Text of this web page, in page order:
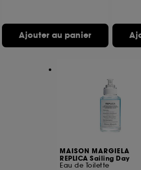
Ajouter au panier
MAISON MARGIELA
REPLICA Sailing Day
Eau de Toilette